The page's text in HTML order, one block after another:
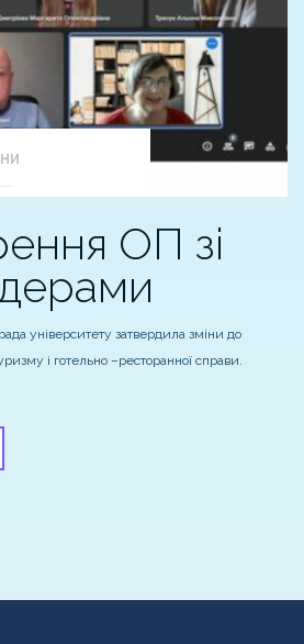
ОП зі
університету затвердила зміни до
і готельно –ресторанної справи.